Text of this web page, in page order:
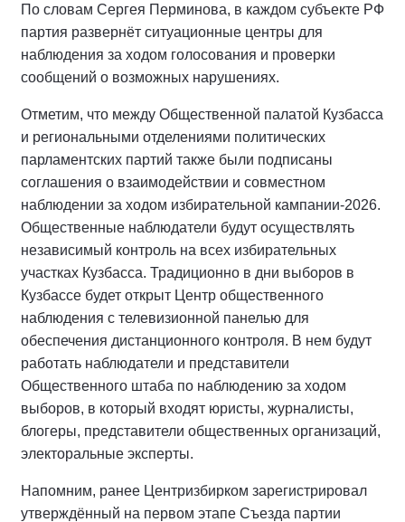
По словам Сергея Перминова, в каждом субъекте РФ
партия развернёт ситуационные центры для
наблюдения за ходом голосования и проверки
сообщений о возможных нарушениях.
Отметим, что между Общественной палатой Кузбасса
и региональными отделениями политических
парламентских партий также были подписаны
соглашения о взаимодействии и совместном
наблюдении за ходом избирательной кампании-2026.
Общественные наблюдатели будут осуществлять
независимый контроль на всех избирательных
участках Кузбасса. Традиционно в дни выборов в
Кузбассе будет открыт Центр общественного
наблюдения с телевизионной панелью для
обеспечения дистанционного контроля. В нем будут
работать наблюдатели и представители
Общественного штаба по наблюдению за ходом
выборов, в который входят юристы, журналисты,
блогеры, представители общественных организаций,
электоральные эксперты.
Напомним, ранее Центризбирком зарегистрировал
утверждённый на первом этапе Съезда партии